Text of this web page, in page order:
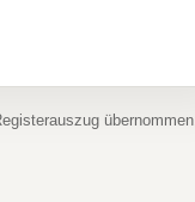
übernommen.